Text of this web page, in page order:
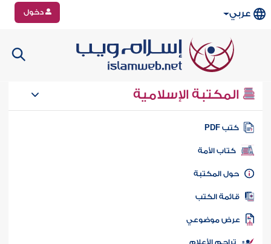
عربي دخول
المكتبة الإسلامية
كتب PDF
كتاب الأمة
المكتبة
الكتب